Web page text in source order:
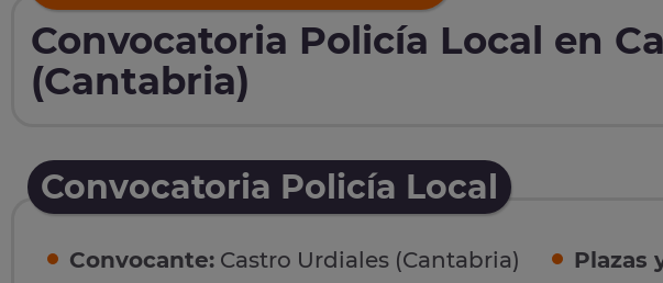
Convocatoria Policía Local en
(Cantabria)
Convocatoria Policía Local
Convocante: Castro Urdiales (Cantabria) Plazas